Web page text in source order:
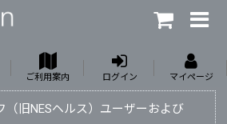
ご利用案内 ログイン マイページ
（旧NESヘルス）ユーザーおよび